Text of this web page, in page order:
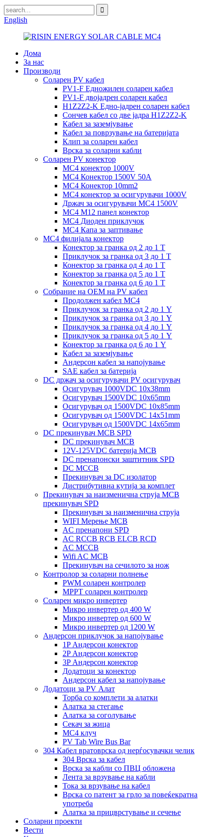
English
Дома
За нас
Производи
Соларен PV кабел
PV1-F Едножилен соларен кабел
PV1-F двојадрен соларен кабел
H1Z2Z2-K Едно-јадрен соларен кабел
Сончев кабел со две јадра H1Z2Z2-K
Кабел за заземјување
Кабел за поврзување на батеријата
Клип за соларен кабел
Врска за соларни кабли
Соларен PV конектор
MC4 конектор 1000V
MC4 Конектор 1500V 50A
MC4 Конектор 10mm2
MC4 конектор за осигурувачи 1000V
Држач за осигурувачи MC4 1500V
MC4 M12 панел конектор
MC4 Диоден приклучок
MC4 Капа за заптивање
MC4 филијала конектор
Конектор за гранка од 2 до 1 Т
Приклучок за гранка од 3 до 1 Т
Конектор за гранка од 4 до 1 Т
Конектор за гранка од 5 до 1 Т
Конектор за гранка од 6 до 1 Т
Собрание на ОЕМ на PV кабел
Продолжен кабел MC4
Приклучок за гранка од 2 до 1 Y
Приклучок за гранка од 3 до 1 Y
Приклучок за гранка од 4 до 1 Y
Приклучок за гранка од 5 до 1 Y
Конектор за гранка од 6 до 1 Y
Кабел за заземјување
Андерсон кабел за напојување
SAE кабел за батерија
DC држач за осигурувачи PV осигурувач
Осигурувач 1000VDC 10x38mm
Осигурувач 1500VDC 10x65mm
Осигурувач од 1500VDC 10x85mm
Осигурувач од 1500VDC 14x51mm
Осигурувач од 1500VDC 14x65mm
DC прекинувач MCB SPD
DC прекинувач MCB
12V-125VDC батерија MCB
DC пренапонски заштитник SPD
DC MCCB
Прекинувач за DC изолатор
Дистрибутивна кутија за комплет
Прекинувач за наизменична струја MCB
прекинувач SPD
Прекинувач за наизменична струја
WIFI Мерење MCB
AC пренапони SPD
AC RCCB RCB ELCB RCD
AC MCCB
Wifi AC MCB
Прекинувач на сечилото за нож
Контролор за соларни полнење
PWM соларен контролер
MPPT соларен контролер
Соларен микро инвертер
Микро инвертер од 400 W
Микро инвертер од 600 W
Микро инвертер од 1200 W
Андерсон приклучок за напојување
1P Андерсон конектор
2P Андерсон конектор
3P Андерсон конектор
Додатоци за конектор
Андерсон кабел за напојување
Додатоци за PV Алат
Торба со комплети за алатки
Алатка за стегање
Алатка за соголување
Секач за жица
MC4 клуч
PV Tab Wire Bus Bar
304 Кабел вратоврска од нерѓосувачки челик
304 Врска за кабел
Врска за кабли со ПВЦ обложена
Лента за врзување на кабли
Тока за врзување на кабел
Врска со патент за грло за повеќекратна
употреба
Алатка за прицврстување и сечење
Соларни проекти
Вести